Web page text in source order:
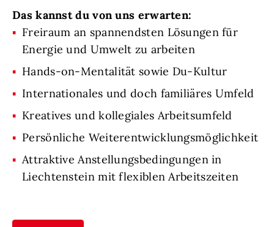
Das kannst du von uns erwarten:
Freiraum an spannendsten Lösungen für
Energie und Umwelt zu arbeiten
Hands-on-Mentalität sowie Du-Kultur
Internationales und doch familiäres Umfeld
Kreatives und kollegiales Arbeitsumfeld
Persönliche Weiterentwicklungsmöglichkeit
Attraktive Anstellungsbedingungen in
Liechtenstein mit flexiblen Arbeitszeiten